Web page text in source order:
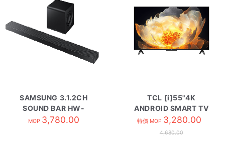
SAMSUNG 3.1.2CH
SOUND BAR HW-
QS700F/ZK
MOP 3,780.00
TCL [i]55"4K
ANDROID SMART TV
55V6C
特價 MOP 3,280.00
4,680.00